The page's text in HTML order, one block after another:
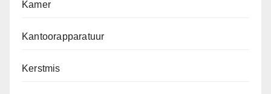
Kamer
Kantoorapparatuur
Kerstmis